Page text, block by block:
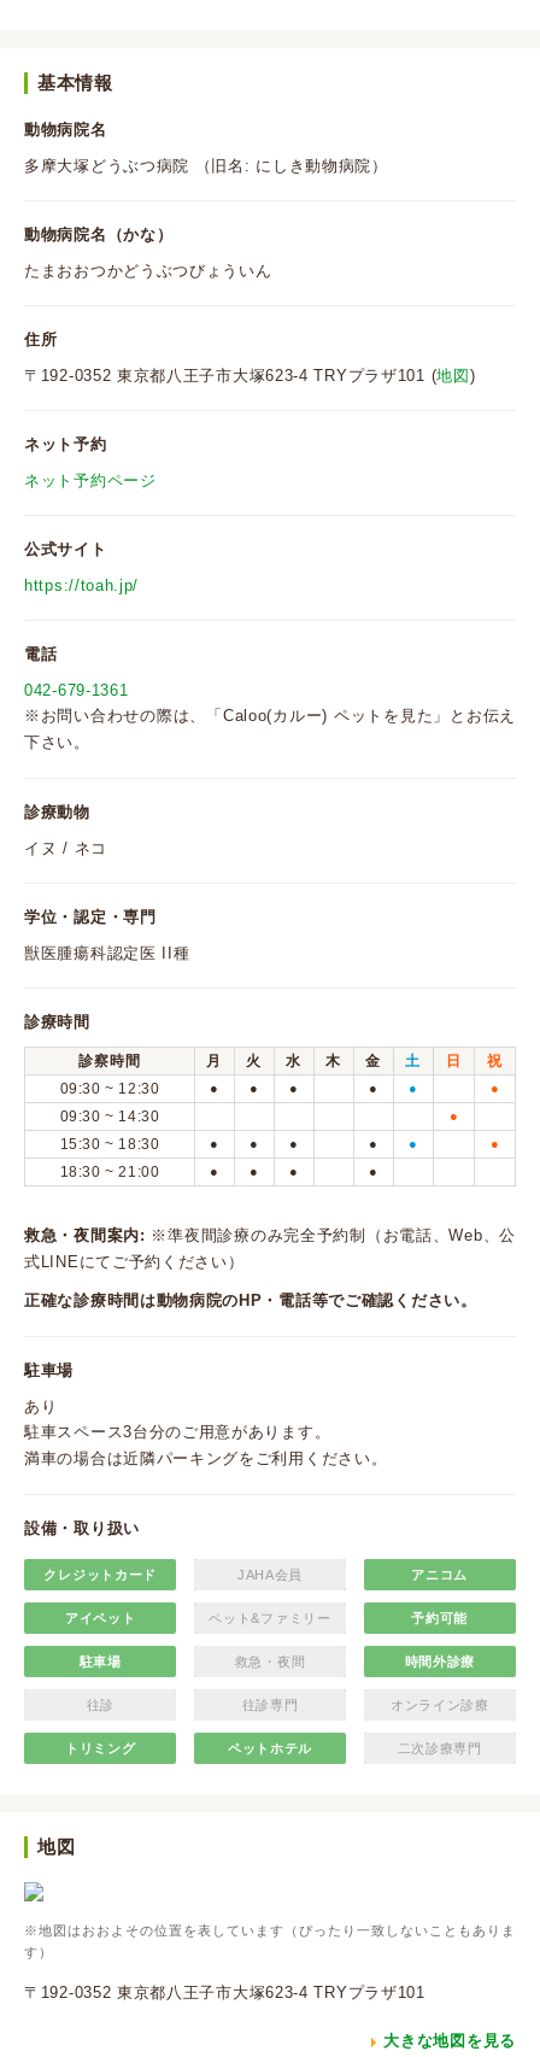
基本情報
動物病院名
多摩大塚どうぶつ病院 （旧名: にしき動物病院）
動物病院名（かな）
たまおおつかどうぶつびょういん
住所
〒192-0352 東京都八王子市大塚623-4 TRYプラザ101 (地図 )
ネット予約
ネット予約ページ
公式サイト
https://toah.jp/
電話
042-679-1361
※お問い合わせの際は、「Caloo(カルー) ペットを見た」とお伝え
下さい。
診療動物
イヌ / ネコ
学位・認定・専門
獣医腫瘍科認定医 II種
診療時間
診察時間 月 火 水 木 金 土 日
祝
09:30 ~ 12:30
● ● ● ● ● ●
09:30 ~ 14:30 ●
15:30 ~ 18:30 ● ● ● ● ● ●
18:30 ~ 21:00 ● ● ● ●
救急・夜間案内: ※準夜間診療のみ完全予約制（お電話、Web、公
式LINEにてご予約ください）
正確な診療時間は動物病院のHP・電話等でご確認ください。
駐車場
あり
駐車スペース3台分のご用意があります。
満車の場合は近隣パーキングをご利用ください。
設備・取り扱い
クレジットカード JAHA会員 アニコム
アイペット ペット&ファミリー 予約可能
駐車場 救急・夜間 時間外診療
往診 往診専門 オンライン診療
トリミング ペットホテル 二次診療専門
地図
※地図はおおよその位置を表しています（ぴったり一致しないこともありま
す）
〒192-0352 東京都八王子市大塚623-4 TRYプラザ101
大きな地図を見る